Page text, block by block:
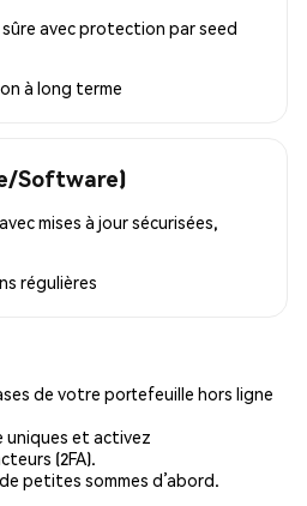
avec protection par seed
à long terme
Software)
mises à jour sécurisées,
régulières
de votre portefeuille hors ligne
uniques et activez
(2FA).
petites sommes d’abord.